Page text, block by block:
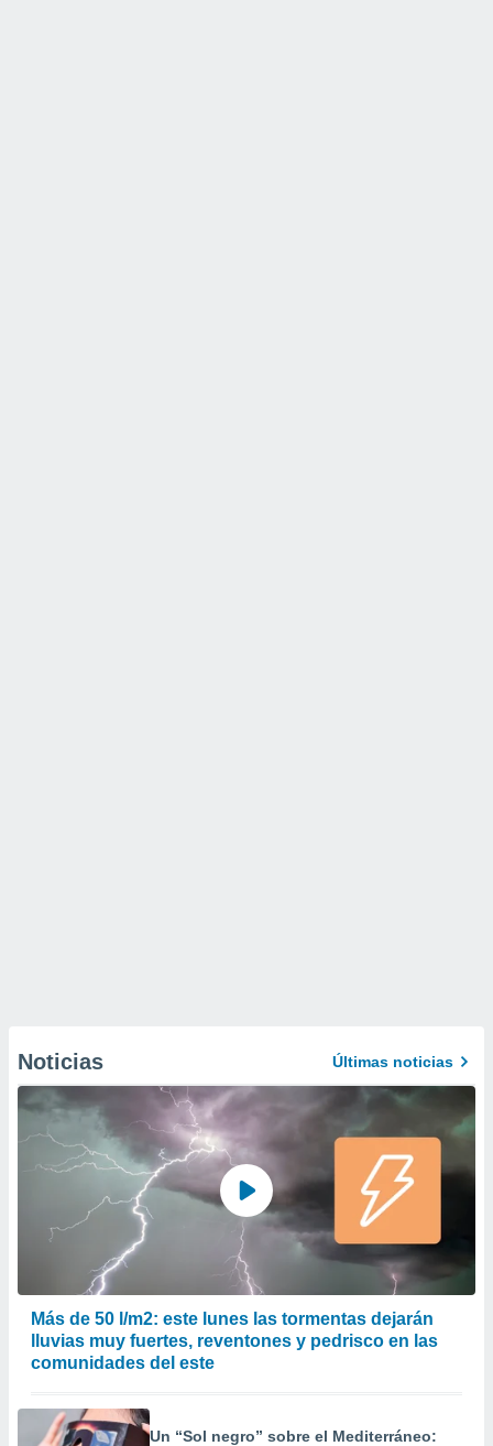
Noticias Últimas noticias
Más de 50 l/m2: este lunes las tormentas dejarán
lluvias muy fuertes, reventones y pedrisco en las
comunidades del este
Un “Sol negro” sobre el Mediterráneo: